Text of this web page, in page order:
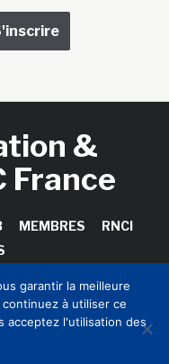
&
France
MEMBRES
RNCI
Culture CLIC France /
garantir la meilleure
à utiliser ce
acceptez l'utilisation des